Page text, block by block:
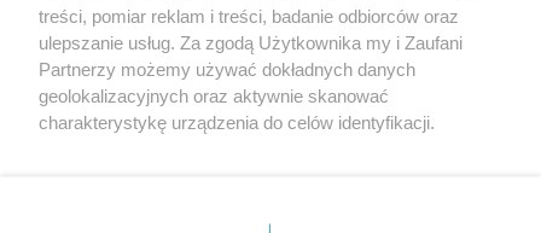
Zapisz się do newslettera
Dołącz do grona ludzi najlepiej poinformowanych!
Zapisz się »
treści, pomiar reklam i treści, badanie odbiorców oraz
ulepszanie usług. Za zgodą Użytkownika my i Zaufani
Partnerzy możemy używać dokładnych danych
geolokalizacyjnych oraz aktywnie skanować
charakterystykę urządzenia do celów identyfikacji.
zmienić/wycofać klikając przycisk ustawień prywatności